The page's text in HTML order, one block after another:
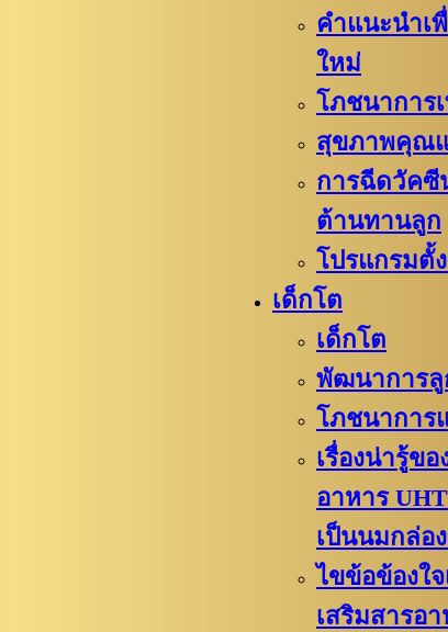
คำแนะนำ
ใหม่
โภชนาการ
สุขภาพคุณ
การฉีดวัคซี
ต้านทานลูก
โปรแกรมตั้
เด็กโต
เด็กโต
พัฒนาการลู
โภชนาการ
เรื่องน่ารู้ข
อาหาร
เป็นนมกล่อ
ไขข้อข้องใ
เสริมสารอ